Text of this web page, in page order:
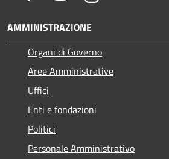
AMMINISTRAZIONE
Organi di Governo
Aree Amministrative
Uffici
Enti e fondazioni
Politici
Personale Amministrativo